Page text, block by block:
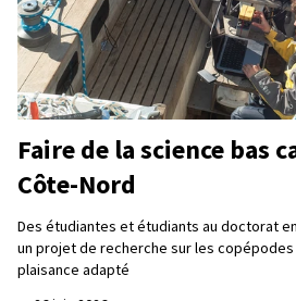
Faire de la science bas
Côte-Nord
Des étudiantes et étudiants au doctorat
un projet de recherche sur les
plaisance adapté